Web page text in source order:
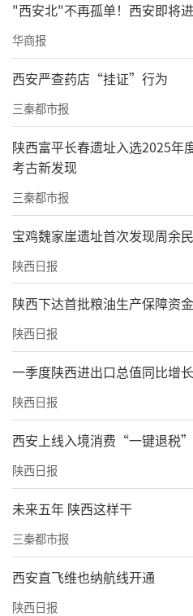
"西安北"不再孤单！西安即将
华商报
西安严查药店“挂证”行为
三秦都市报
陕西富平长春遗址入选2025年
考古新发现
三秦都市报
宝鸡魏家崖遗址首次发现周余
陕西日报
陕西下达首批粮油生产保障资
陕西日报
一季度陕西进出口总值同比增
陕西日报
西安上线入境消费“一键退税
陕西日报
未来五年 陕西这样干
三秦都市报
西安直飞维也纳航线开通
陕西日报